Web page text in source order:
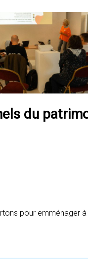
du
pour emménager à